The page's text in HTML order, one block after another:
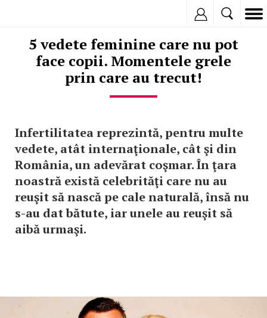
5 vedete feminine care nu pot
face copii. Momentele grele
prin care au trecut!
Infertilitatea reprezintă, pentru multe
vedete, atât internaţionale, cât şi din
România, un adevărat coşmar. În ţara
noastră există celebrităţi care nu au
reuşit să nască pe cale naturală, însă nu
s-au dat bătute, iar unele au reuşit să
aibă urmaşi.